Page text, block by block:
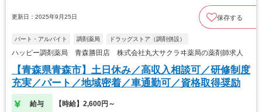
更新日：2025年9月25日 保存する
パート・アルバイト 調剤薬局 ドラッグストア（調剤併設）
ハッピー調剤薬局 青森勝田店 株式会社丸大サクラヰ薬局の薬剤師求人
【青森県青森市】土日休み／高収入相談可／研修制度
充実／パート／地域密着／車通勤可／資格取得奨励
給与 【時給】2,600円～